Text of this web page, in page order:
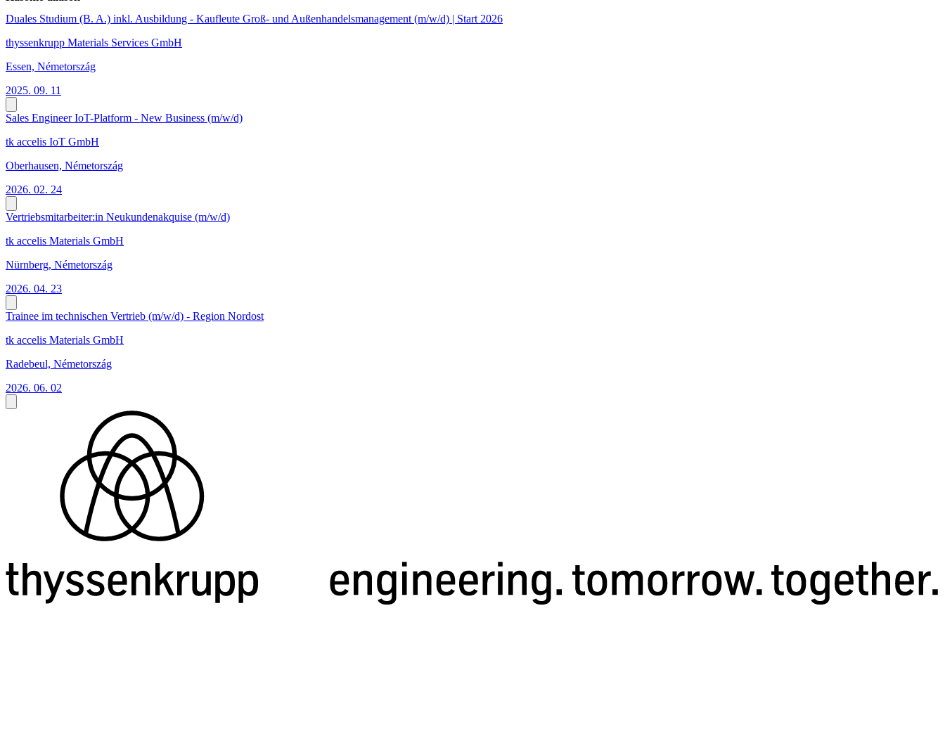
Duales Studium (B. A.) inkl. Ausbildung - Kaufleute Groß- und Außenhandelsmanagement (m/w/d) | Start 2026
thyssenkrupp Materials Services GmbH
Essen, Németország
2025. 09. 11
Sales Engineer IoT-Platform - New Business (m/w/d)
tk accelis IoT GmbH
Oberhausen, Németország
2026. 02. 24
Vertriebsmitarbeiter:in Neukundenakquise (m/w/d)
tk accelis Materials GmbH
Nürnberg, Németország
2026. 04. 23
Trainee im technischen Vertrieb (m/w/d) - Region Nordost
tk accelis Materials GmbH
Radebeul, Németország
2026. 06. 02